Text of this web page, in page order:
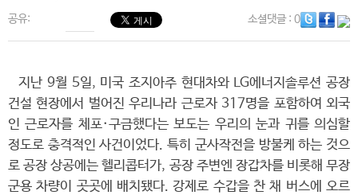
공유: 소셜댓글: 0
지난 9월 5일, 미국 조지아주 현대차와 LG에너지솔루션 공장
건설 현장에서 벌어진 우리나라 근로자 317명을 포함하여 외국
인 근로자를 체포·구금했다는 보도는 우리의 눈과 귀를 의심할
정도로 충격적인 사건이었다. 특히 군사작전을 방불케 하는 것으
로 공장 상공에는 헬리콥터가, 공장 주변엔 장갑차를 비롯해 무장
군용 차량이 곳곳에 배치됐다. 강제로 수갑을 찬 채 버스에 오르